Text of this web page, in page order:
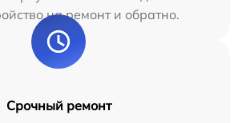
на ремонт и обратно.
Срочный ремонт